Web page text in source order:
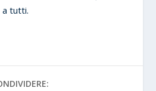
a tutti.